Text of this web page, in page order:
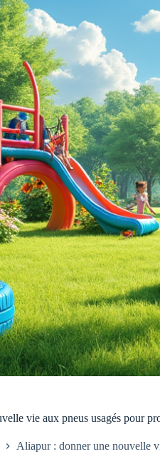
vie aux pneus usagés pour
Aliapur : donner une nouvelle